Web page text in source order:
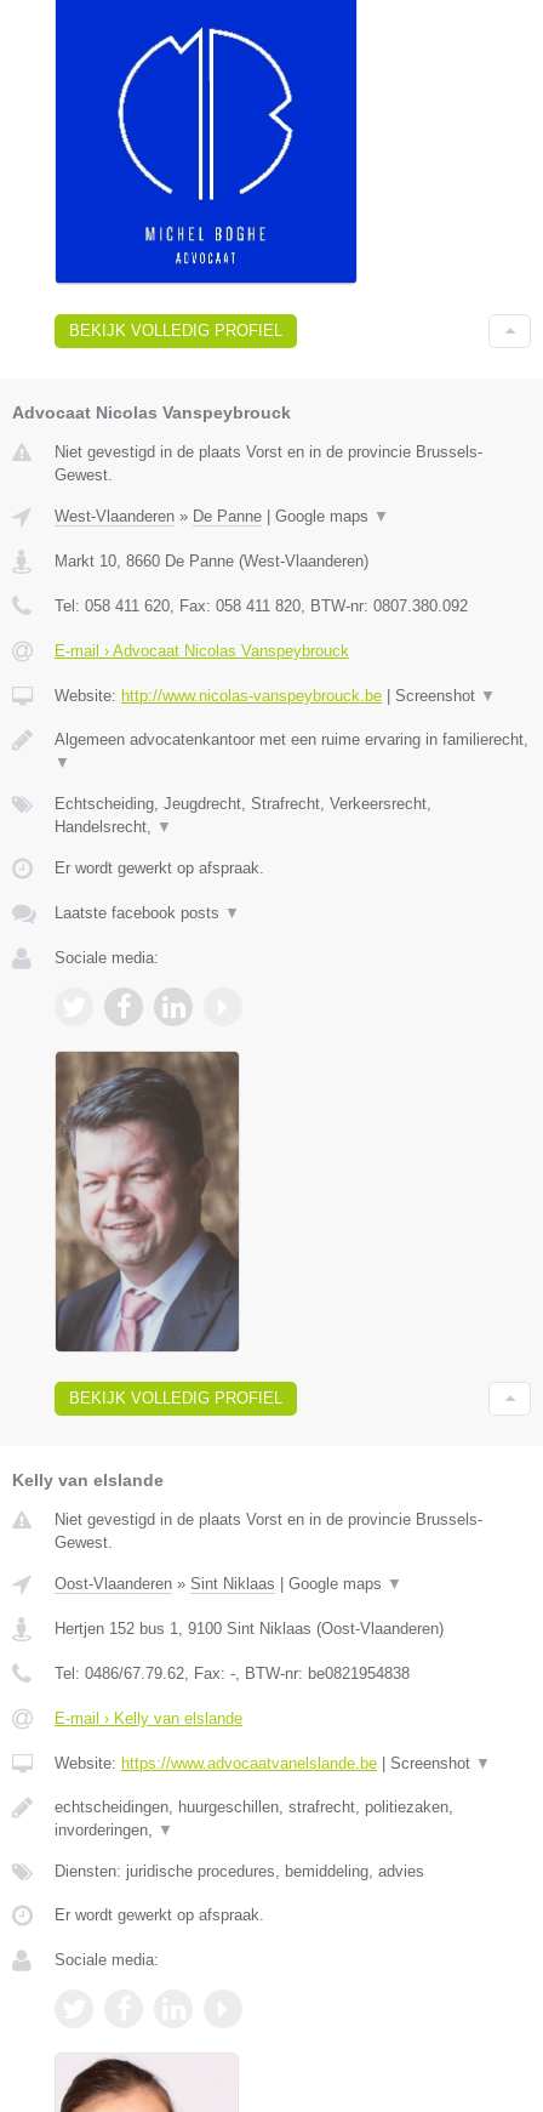
BEKIJK VOLLEDIG PROFIEL
Advocaat Nicolas Vanspeybrouck
Niet gevestigd in de plaats Vorst en in de provincie Brussels-
Gewest.
West-Vlaanderen » De Panne Google maps ▼
Markt 10, 8660 De Panne (West-Vlaanderen)
Tel: 058 411 620, Fax: 058 411 820, BTW-nr: 0807.380.092
E-mail › Advocaat Nicolas Vanspeybrouck
Website: http://www.nicolas-vanspeybrouck.be Screenshot ▼
Algemeen advocatenkantoor met een ruime ervaring in familierecht,
▼
Echtscheiding, Jeugdrecht, Strafrecht, Verkeersrecht,
Handelsrecht, ▼
Er wordt gewerkt op afspraak.
Laatste facebook posts ▼
Sociale media:
BEKIJK VOLLEDIG PROFIEL
Kelly van elslande
Niet gevestigd in de plaats Vorst en in de provincie Brussels-
Gewest.
Oost-Vlaanderen » Sint Niklaas Google maps ▼
Hertjen 152 bus 1 9100 Sint Niklaas (Oost-Vlaanderen)
Tel: 0486/67.79.62 , Fax: - , BTW-nr: be0821954838
E-mail › Kelly van elslande
Website: https://www.advocaatvanelslande.be Screenshot ▼
echtscheidingen, huurgeschillen, strafrecht, politiezaken,
invorderingen,
▼
Diensten: juridische procedures, bemiddeling, advies
Er wordt gewerkt op afspraak.
Sociale media: